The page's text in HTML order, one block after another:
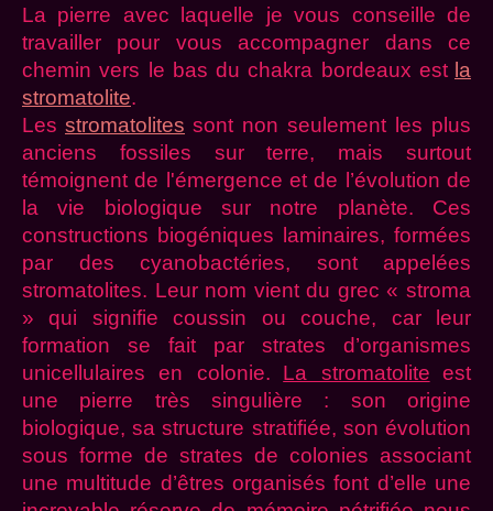
La pierre avec laquelle je vous conseille de
travailler pour vous accompagner dans ce
chemin vers le bas du chakra bordeaux est la
stromatolite.
Les stromatolites sont non seulement les plus
anciens fossiles sur terre, mais surtout
témoignent de l'émergence et de l’évolution de
la vie biologique sur notre planète. Ces
constructions biogéniques laminaires, formées
par des cyanobactéries, sont appelées
stromatolites. Leur nom vient du grec « stroma
» qui signifie coussin ou couche, car leur
formation se fait par strates d’organismes
unicellulaires en colonie.
La stromatolite est
une pierre très singulière : son origine
biologique, sa structure stratifiée, son évolution
sous forme de strates de colonies associant
une multitude d’êtres organisés font d’elle une